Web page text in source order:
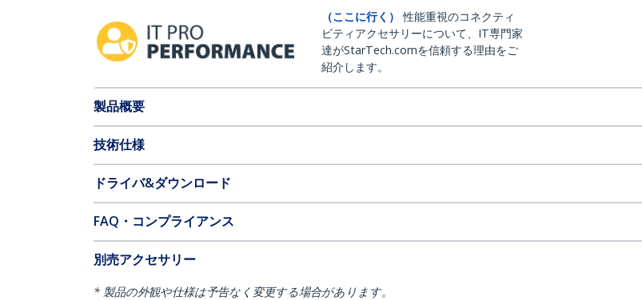
（ここに行く）
性能重視のコネクティ
ビティアクセサリーについて、IT専門家
達がStarTech.comを信頼する理由をご
紹介します。
製品概要
技術仕様
ドライバ&ダウンロード
FAQ・コンプライアンス
別売アクセサリー
* 製品の外観や仕様は予告なく変更する場合があります。